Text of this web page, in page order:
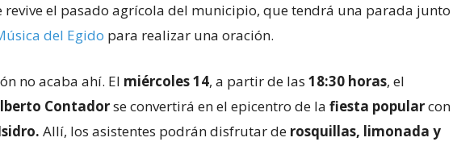
revive el pasado agrícola del municipio, que tendrá una parada junto
del Egido para realizar una oración.
no acaba ahí. El miércoles 14, a partir de las 18:30 horas, el
Contadorse convertirá en el epicentro de la fiesta popularcon
Allí, los asistentes podrán disfrutar de rosquillas, limonada y